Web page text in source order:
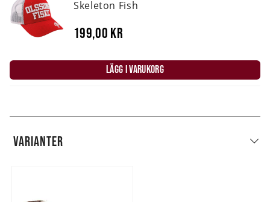
Skeleton Fish
199,00 kr
LÄGG I VARUKORG
VARIANTER